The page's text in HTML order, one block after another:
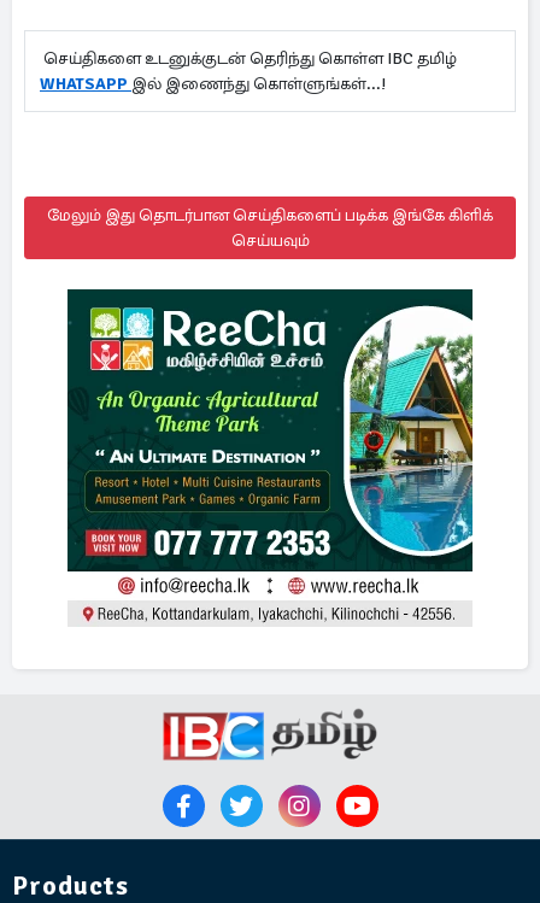
செய்திகளை உடனுக்குடன் தெரிந்து கொள்ள IBC தமிழ்
WHATSAPP இல் இணைந்து கொள்ளுங்கள்...!
மேலும் இது தொடர்பான செய்திகளைப் படிக்க இங்கே கிளிக்
செய்யவும்
Products